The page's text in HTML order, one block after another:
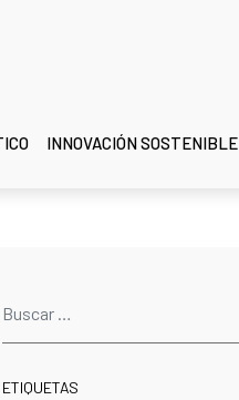
INNOVACIÓN SOSTENIBLE
ETIQUETAS